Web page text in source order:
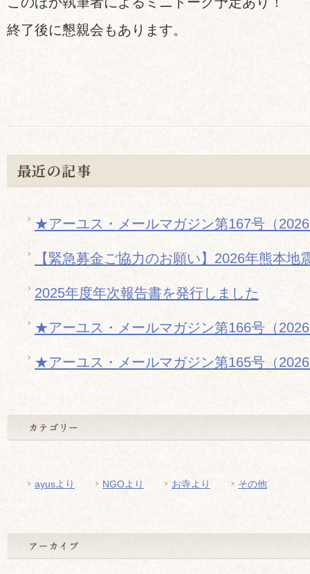
終了後に懇親会もあります。
最近の記事
★アーユス・メールマガジン第167号（
【緊急募金ご協力のお願い】2026年熊本地
2025年度年次報告書を発行しました
★アーユス・メールマガジン第166号（
★アーユス・メールマガジン第165号（
ayusより NGOより お寺より その他